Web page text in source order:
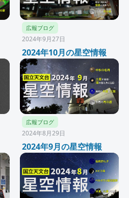
広報ブログ
2024年9月27日
2024年10月の星空情報
広報ブログ
2024年8月29日
2024年9月の星空情報